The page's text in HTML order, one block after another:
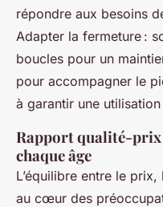
répondre aux besoins
Adapter la fermeture :
boucles pour un
pour accompagner le
à garantir une
Rapport qualité-prix
chaque âge
L’équilibre entre le
au cœur des